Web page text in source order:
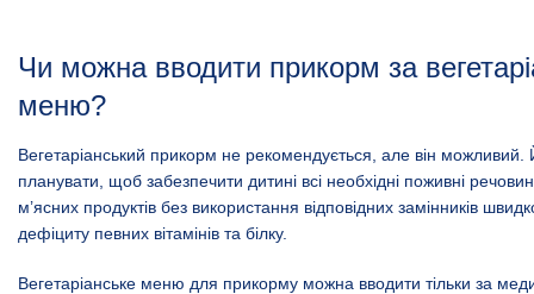
Чи можна вводити прикорм за
меню?
Вегетаріанський прикорм не рекомендується, але він можливий.
планувати, щоб забезпечити дитині всі необхідні поживні
м’ясних продуктів без використання відповідних замінників
дефіциту певних вітамінів та білку.
Вегетаріанське меню для прикорму можна вводити тільки за